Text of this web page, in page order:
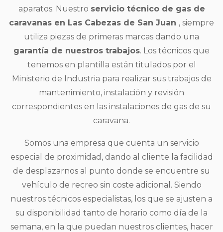
aparatos. Nuestro servicio técnico de gas de
caravanas en Las Cabezas de San Juan , siempre
utiliza piezas de primeras marcas dando una
garantía de nuestros trabajos. Los técnicos que
tenemos en plantilla están titulados por el
Ministerio de Industria para realizar sus trabajos de
mantenimiento, instalación y revisión
correspondientes en las instalaciones de gas de su
caravana.
Somos una empresa que cuenta un servicio
especial de proximidad, dando al cliente la facilidad
de desplazarnos al punto donde se encuentre su
vehículo de recreo sin coste adicional. Siendo
nuestros técnicos especialistas, los que se ajusten a
su disponibilidad tanto de horario como día de la
semana, en la que puedan nuestros clientes, hacer